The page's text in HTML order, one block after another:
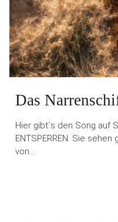
Das
Hier gibt´s den Song auf
ENTSPERREN. Sie
von…